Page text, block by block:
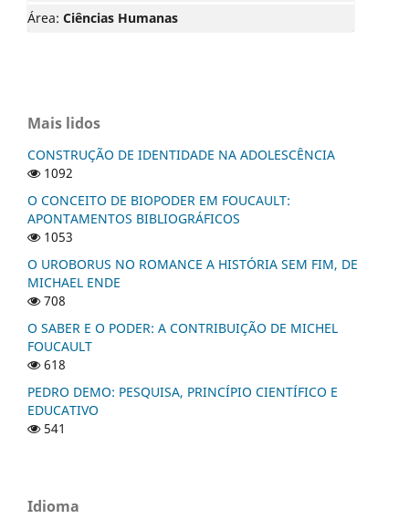
Área: Ciências Humanas
Mais lidos
CONSTRUÇÃO DE IDENTIDADE NA ADOLESCÊNCIA
1092
O CONCEITO DE BIOPODER EM FOUCAULT:
APONTAMENTOS BIBLIOGRÁFICOS
1053
O UROBORUS NO ROMANCE A HISTÓRIA SEM FIM, DE
MICHAEL ENDE
708
O SABER E O PODER: A CONTRIBUIÇÃO DE MICHEL
FOUCAULT
618
PEDRO DEMO: PESQUISA, PRINCÍPIO CIENTÍFICO E
EDUCATIVO
541
Idioma